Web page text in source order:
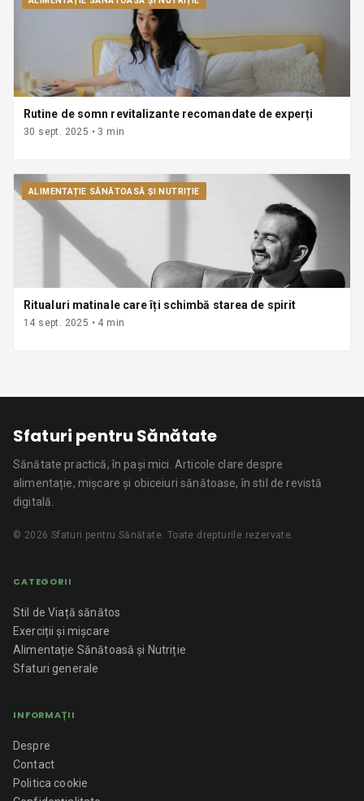
Rutine de somn revitalizante recomandate de experți
30 sept. 2025 • 3 min
ALIMENTAȚIE SĂNĂTOASĂ ȘI NUTRIȚIE
Ritualuri matinale care îți schimbă starea de spirit
14 sept. 2025 • 4 min
Sfaturi pentru Sănătate
Sănătate practică, în pași mici. Articole clare despre
alimentație, mișcare și obiceiuri sănătoase, în stil de revistă
digitală.
© 2026 Sfaturi pentru Sănătate. Toate drepturile rezervate.
CATEGORII
Stil de Viață sănătos
Exerciții și mișcare
Alimentație Sănătoasă și Nutriție
Sfaturi generale
INFORMAȚII
Despre
Contact
Politica cookie